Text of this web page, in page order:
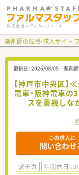
薬剤師の転職・求人サイト
更新日： 2026/08/05 薬剤師
【神戸市中央区】
電車・阪神電車
スを重視しな
この求人に
問い合わせ
駅チカ 年間休日